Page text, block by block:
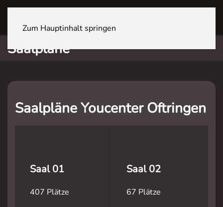
Zum Hauptinhalt springen
Saalpläne
Saalpläne Youcenter Oftringen
Saal 01
407 Plätze
Saal 02
67 Plätze